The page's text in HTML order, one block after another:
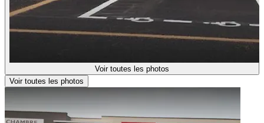
Voir toutes les photos
Voir toutes les photos